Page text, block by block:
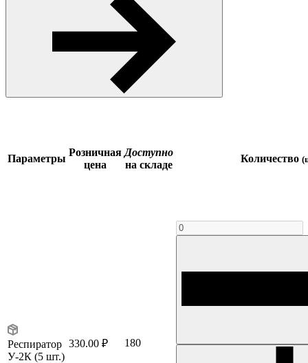
Параметры
Розничная
цена
Доступно
на складе
Количество
Респиратор
У-2К (5 шт.)
330.00 ₽ 180